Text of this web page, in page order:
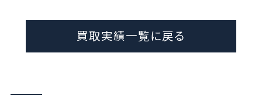
買取実績一覧に戻る